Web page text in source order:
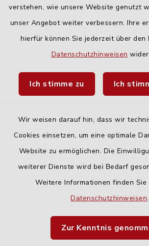
verstehen, wie unsere Website genutzt
unser Angebot weiter verbessern. Ihre
hierfür können Sie jederzeit über den
Datenschutzhinweisen
Ich stimme zu Ich
Wir weisen darauf hin, dass wir
Cookies einsetzen, um eine optimale
Website zu ermöglichen. Die
weiterer Dienste wird bei Bedarf
Weitere Informationen finden Sie
Datenschutzhinweisen.
Zur Kenntnis
geschlossen
Quicklinks
Fahrplanauskunft DING
Barrierefreiheit
Impressum